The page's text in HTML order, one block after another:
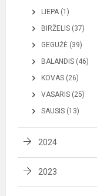
LIEPA (1)
BIRŽELIS (37)
GEGUŽĖ (39)
BALANDIS (46)
KOVAS (26)
VASARIS (25)
SAUSIS (13)
2024
2023